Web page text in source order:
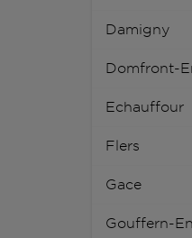
Damigny
Domfront-
Echauffour
Flers
Gace
Gouffern-